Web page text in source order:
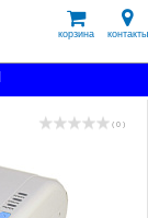
корзина контакты
( 0 )